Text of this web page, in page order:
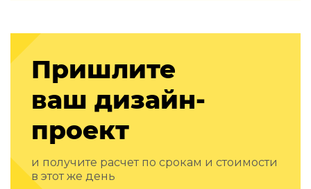
Все категории товаров
Бренды
Реализованные проекты
Пришлите
ваш дизайн-
проект
и получите расчет по срокам и стоимости
в этот же день